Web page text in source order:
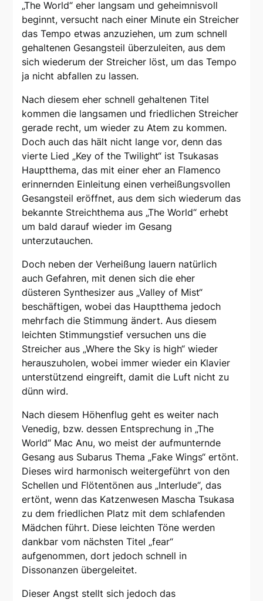
„The World“ eher langsam und geheimnisvoll
beginnt, versucht nach einer Minute ein Streicher
das Tempo etwas anzuziehen, um zum schnell
gehaltenen Gesangsteil überzuleiten, aus dem
sich wiederum der Streicher löst, um das Tempo
ja nicht abfallen zu lassen.
Nach diesem eher schnell gehaltenen Titel
kommen die langsamen und friedlichen Streicher
gerade recht, um wieder zu Atem zu kommen.
Doch auch das hält nicht lange vor, denn das
vierte Lied „Key of the Twilight“ ist Tsukasas
Hauptthema, das mit einer eher an Flamenco
erinnernden Einleitung einen verheißungsvollen
Gesangsteil eröffnet, aus dem sich wiederum das
bekannte Streichthema aus „The World“ erhebt
um bald darauf wieder im Gesang
unterzutauchen.
Doch neben der Verheißung lauern natürlich
auch Gefahren, mit denen sich die eher
düsteren Synthesizer aus „Valley of Mist“
beschäftigen, wobei das Hauptthema jedoch
mehrfach die Stimmung ändert. Aus diesem
leichten Stimmungstief versuchen uns die
Streicher aus „Where the Sky is high“ wieder
herauszuholen, wobei immer wieder ein Klavier
unterstützend eingreift, damit die Luft nicht zu
dünn wird.
Nach diesem Höhenflug geht es weiter nach
Venedig, bzw. dessen Entsprechung in „The
World“ Mac Anu, wo meist der aufmunternde
Gesang aus Subarus Thema „Fake Wings“ ertönt.
Dieses wird harmonisch weitergeführt von den
Schellen und Flötentönen aus „Interlude“, das
ertönt, wenn das Katzenwesen Mascha Tsukasa
zu dem friedlichen Platz mit dem schlafenden
Mädchen führt. Diese leichten Töne werden
dankbar vom nächsten Titel „fear“
aufgenommen, dort jedoch schnell in
Dissonanzen übergeleitet.
Dieser Angst stellt sich jedoch das